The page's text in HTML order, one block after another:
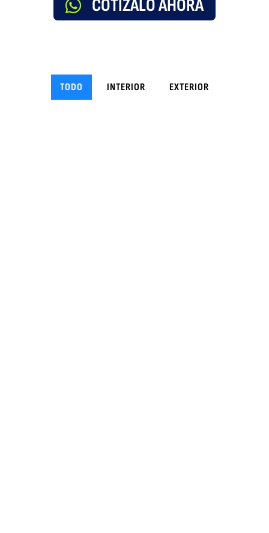
COTÍZALO AHORA
TODO INTERIOR EXTERIOR